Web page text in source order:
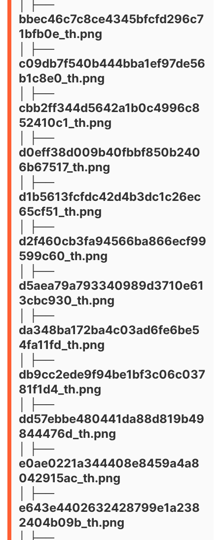
│ ├──
bbec46c7c8ce4345bfcfd296c7
1bfb0e_th.png
│ ├──
c09db7f540b444bba1ef97de56
b1c8e0_th.png
│ ├──
cbb2ff344d5642a1b0c4996c8
52410c1_th.png
│ ├──
d0eff38d009b40fbbf850b240
6b67517_th.png
│ ├──
d1b5613fcfdc42d4b3dc1c26ec
65cf51_th.png
│ ├──
d2f460cb3fa94566ba866ecf99
599c60_th.png
│ ├──
d5aea79a793340989d3710e61
3cbc930_th.png
│ ├──
da348ba172ba4c03ad6fe6be5
4fa11fd_th.png
│ ├──
db9cc2ede9f94be1bf3c06c037
81f1d4_th.png
│ ├──
dd57ebbe480441da88d819b49
844476d_th.png
│ ├──
e0ae0221a344408e8459a4a8
042915ac_th.png
│ ├──
e643e4402632428799e1a238
2404b09b_th.png